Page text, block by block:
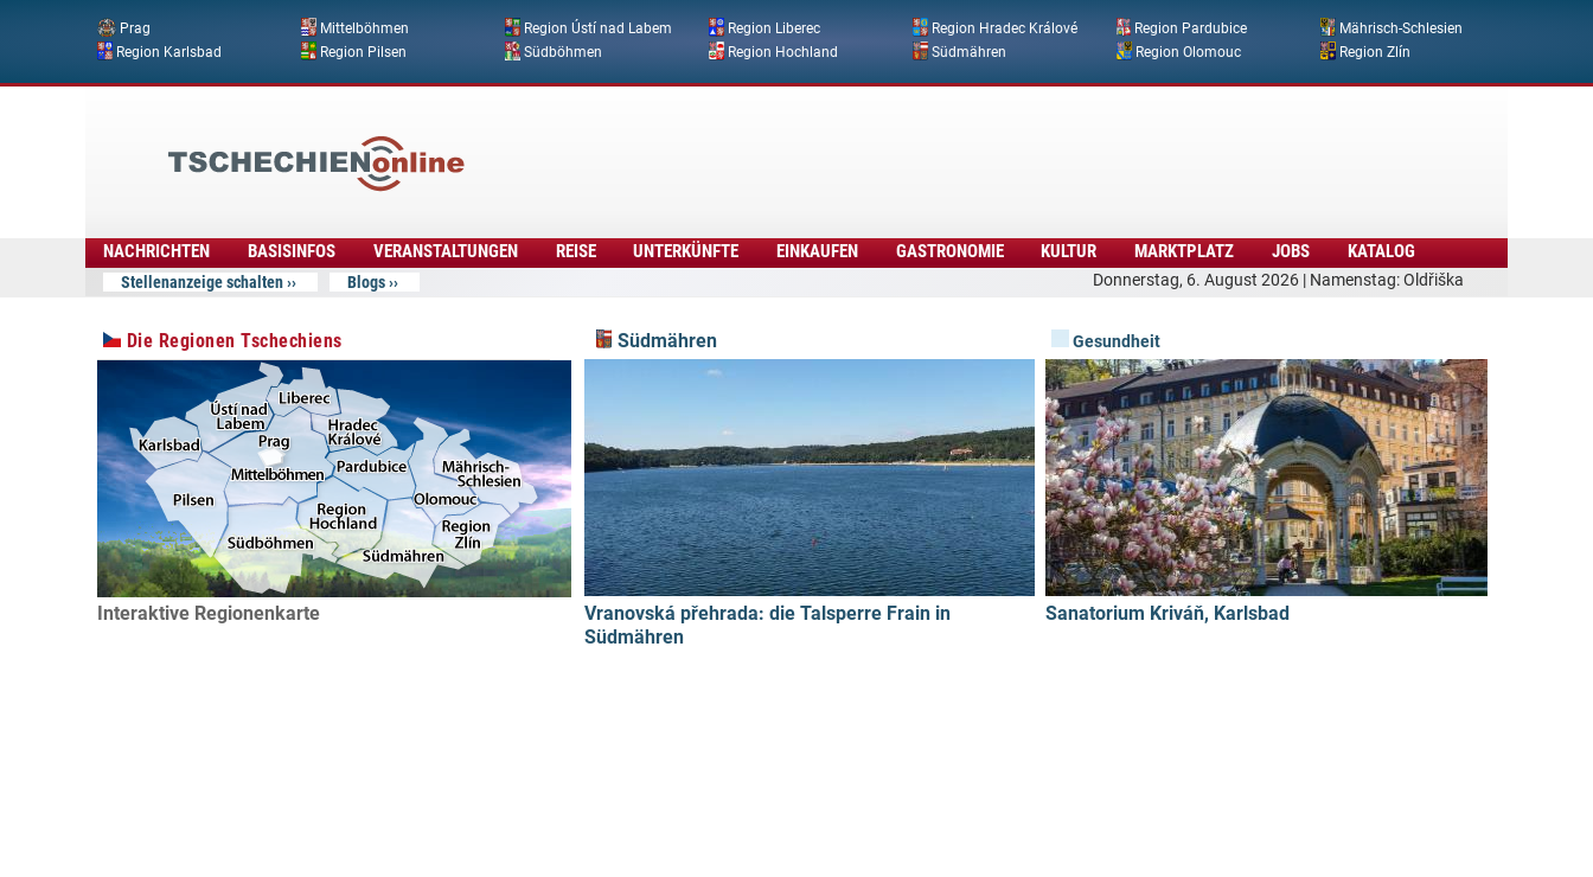
Direkt zum Inhalt
Prag Mittelböhmen Region Ústí nad Labem Region Liberec Region Hradec Králové Region Pardubice
Mährisch-Schlesien
Region Karlsbad
Region Pilsen Südböhmen Region Hochland Südmähren Region Olomouc Region Zlín
Donnerstag, 6. August 2026 | Namenstag: Oldřiška
Online
NACHRICHTEN BASISINFOS VERANSTALTUNGEN REISE UNTERKÜNFTE EINKAUFEN GASTRONOMIE KULTUR MARKTPLATZ JOBS KATALOG
Stellenanzeige schalten Blogs
Die Regionen Tschechiens
Interaktive Regionenkarte
Südmähren
Vranovská přehrada: die Talsperre Frain in
Südmähren
Gesundheit
Sanatorium Kriváň, Karlsbad